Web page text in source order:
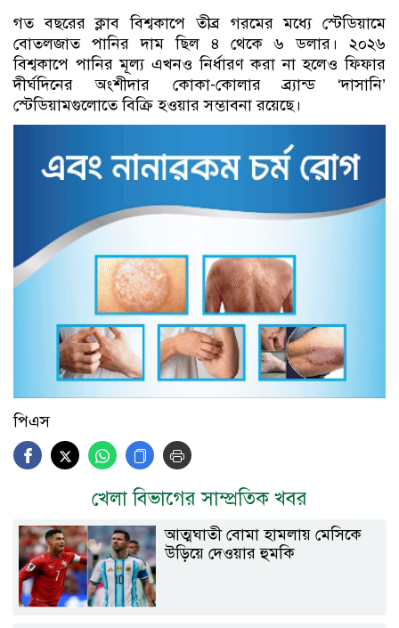
গত বছরের ক্লাব বিশ্বকাপে তীব্র গরমের মধ্যে স্টেডিয়ামে
বোতলজাত পানির দাম ছিল ৪ থেকে ৬ ডলার। ২০২৬
বিশ্বকাপে পানির মূল্য এখনও নির্ধারণ করা না হলেও ফিফার
দীর্ঘদিনের অংশীদার কোকা-কোলার ব্র্যান্ড ‘দাসানি’
স্টেডিয়ামগুলোতে বিক্রি হওয়ার সম্ভাবনা রয়েছে।
পিএস
খেলা বিভাগের সাম্প্রতিক খবর
আত্মঘাতী বোমা হামলায় মেসিকে
উড়িয়ে দেওয়ার হুমকি